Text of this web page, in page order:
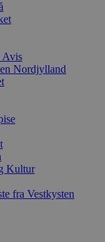
Avis
Nordjylland
Kultur
fra Vestkysten